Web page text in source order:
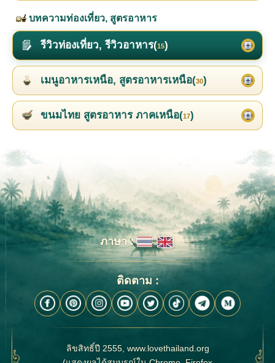
บทความท่องเที่ยว, สูตรอาหาร
รีวิวท่องเที่ยว, รีวิวอาหาร(15)
เมนูอาหารเหนือ, สูตรอาหารเหนือ(30)
ขนมไทย สูตรอาหาร ภาคเหนือ(17)
ภาษา :
ติดตาม :
ลิขสิทธิ์ปี 2555, www.lovethailand.org